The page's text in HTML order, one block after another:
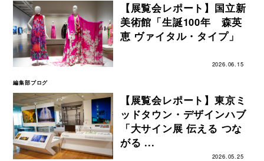
【展覧会レポート】国立新
美術館「生誕100年 森英
恵 ヴァイタル・タイプ」
2026.06.15
編集部ブログ
【展覧会レポート】東京ミ
ッドタウン・デザインハブ
「大サイン展 伝える つな
がる ...
2026.05.25